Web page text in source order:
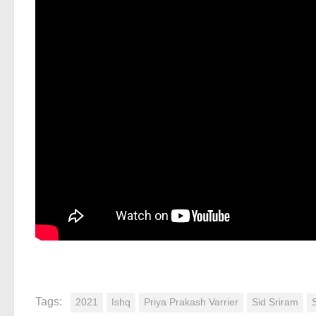
Tags: 2021 Ishq Priya Prakash Varrier Sid Sriram